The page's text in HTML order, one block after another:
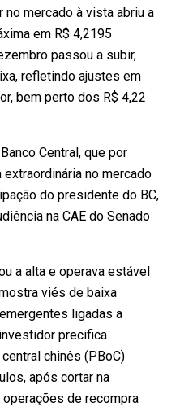
mercado à vista abriu a
em R$ 4,2195
passou a subir,
refletindo ajustes em
bem perto dos R$ 4,22
Central, que por
no mercado
do presidente do BC,
na CAE do Senado
a alta e operava estável
viés de baixa
ligadas a
precifica
chinês (PBoC)
após cortar na
operações de recompra